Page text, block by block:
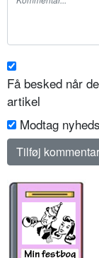
Få besked når
artikel
Modtag